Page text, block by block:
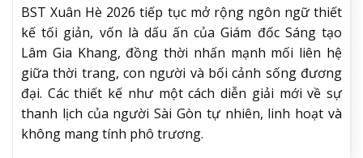
BST Xuân Hè 2026 tiếp tục mở rộng ngôn ngữ thiết
kế tối giản, vốn là dấu ấn của Giám đốc Sáng tạo
Lâm Gia Khang, đồng thời nhấn mạnh mối liên hệ
giữa thời trang, con người và bối cảnh sống đương
đại. Các thiết kế như một cách diễn giải mới về sự
thanh lịch của người Sài Gòn tự nhiên, linh hoạt và
không mang tính phô trương.